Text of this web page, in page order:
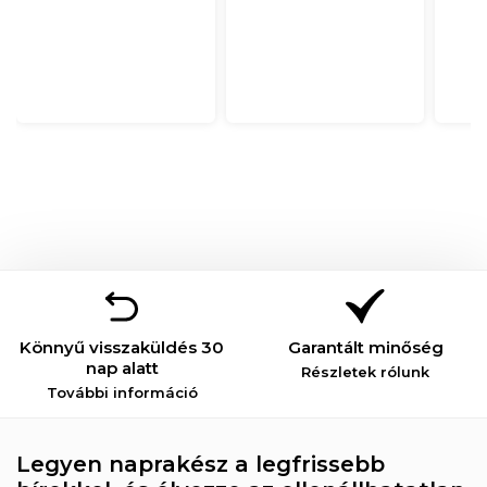
Könnyű visszaküldés 30
nap alatt
További információ
Garantált minőség
Részletek rólunk
Legyen naprakész a legfrissebb